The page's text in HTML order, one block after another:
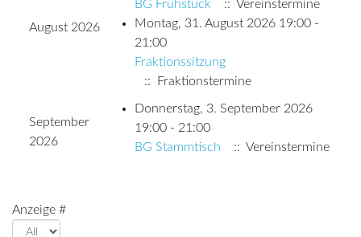
August 2026
BG Frühstück
:: Vereinstermine
Montag, 31. August 2026 19:00 -
21:00
Fraktionssitzung
:: Fraktionstermine
September
2026
Donnerstag, 3. September 2026
19:00 - 21:00
BG Stammtisch
:: Vereinstermine
Anzeige #